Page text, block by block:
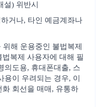
설) 위반시
거나, 타인 예금계좌나
해 운용중인 불법복제
복제 사용자에 대해 필
의도용, 휴대폰대출, 스
이 우려되는 경우, 이
회선을 매매, 유통하